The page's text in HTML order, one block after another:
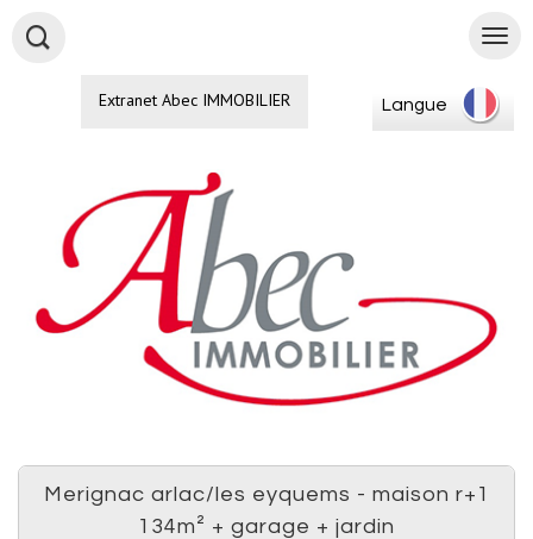
Extranet Abec IMMOBILIER Langue
merignac arlac/les eyquems - maison r+1
134m² + garage + jardin